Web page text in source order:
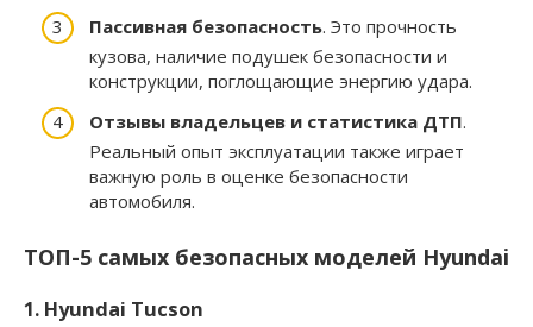
Пассивная безопасность. Это прочность
кузова, наличие подушек безопасности и
конструкции, поглощающие энергию удара.
Отзывы владельцев и статистика ДТП.
Реальный опыт эксплуатации также играет
важную роль в оценке безопасности
автомобиля.
ТОП-5 самых безопасных моделей Hyundai
1. Hyundai Tucson